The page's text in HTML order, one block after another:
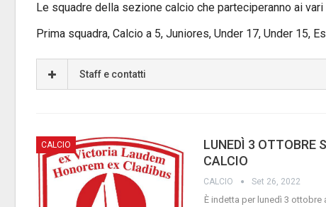
Le squadre della sezione calcio che parteciperanno ai vari
Prima squadra, Calcio a 5, Juniores, Under 17, Under 15,
Staff e contatti
CALCIO
LUNEDÌ 3 OTTOBRE
CALCIO
CALCIO Set 26, 2022
È indetta per lunedì 3